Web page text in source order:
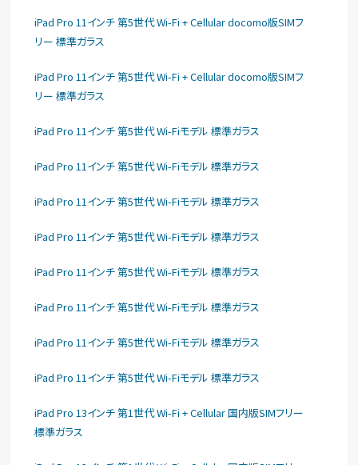
iPad Pro 11インチ 第5世代 Wi-Fi + Cellular docomo版SIMフ
リー 標準ガラス
iPad Pro 11インチ 第5世代 Wi-Fi + Cellular docomo版SIMフ
リー 標準ガラス
iPad Pro 11インチ 第5世代 Wi-Fiモデル 標準ガラス
iPad Pro 11インチ 第5世代 Wi-Fiモデル 標準ガラス
iPad Pro 11インチ 第5世代 Wi-Fiモデル 標準ガラス
iPad Pro 11インチ 第5世代 Wi-Fiモデル 標準ガラス
iPad Pro 11インチ 第5世代 Wi-Fiモデル 標準ガラス
iPad Pro 11インチ 第5世代 Wi-Fiモデル 標準ガラス
iPad Pro 11インチ 第5世代 Wi-Fiモデル 標準ガラス
iPad Pro 11インチ 第5世代 Wi-Fiモデル 標準ガラス
iPad Pro 13インチ 第1世代 Wi-Fi + Cellular 国内版SIMフリー
標準ガラス